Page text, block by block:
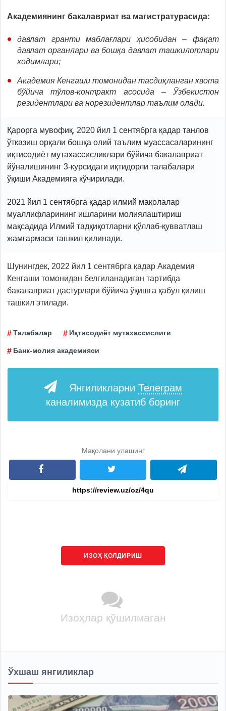
Академиянинг бакалавриат ва магистратурасида:
давлат гранти маблағлари ҳисобидан – фақат
давлат органлари ва бошқа давлат ташкилотлари
ходимлари;
Академия Кенгаши томонидан тасдиқланган квота
бўйича тўлов-контракт асосида – Ўзбекистон
резидентлари ва норезидентлар таълим олади.
Қарорга мувофиқ, 2020 йил 1 сентябрга қадар танлов
ўтказиш орқали бошқа олий таълим муассасаларининг
иқтисодиёт мутахассисликлари бўйича бакалавриат
йўналишининг 3-курсидаги иқтидорли талабалари
ўқиши Академияга кўчирилади.
2021 йил 1 сентябрга қадар илмий мақолалар
муаллифларининг ишларини молиялаштириш
мақсадида Илмий тадқиқотларни қўллаб-қувватлаш
жамғармаси ташкил қилинади.
Шунингдек, 2022 йил 1 сентябрга қадар Академия
Кенгаши томонидан белгиланадиган тартибда
бакалавриат дастурлари бўйича ўқишга қабул қилиш
ташкил этилади.
Талабалар Иқтисодиёт мутахассислиги
Банк-молия академияси
Янгиликларни Телеграм
каналимизда кузатиб боринг
Мақолани улашинг
ИЗОҲ ҚОЛДИРИШ
Изоҳлар қўшилмаган
Ўхшаш янгиликлар